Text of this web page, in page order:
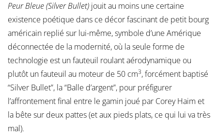
Peur Bleue (Silver Bullet)jouit au moins une certaine
existence poétique dans ce décor fascinant de petit bourg
américain replié sur lui-même, symbole d’une Amérique
déconnectée de la modernité, où la seule forme de
technologie est un fauteuil roulant aérodynamique ou
plutôt un fauteuil au moteur de 50 cm3, forcément baptisé
“Silver Bullet”, la “Balle d’argent”, pour préfigurer
l’affrontement final entre le gamin joué par Corey Haim et
la bête sur deux pattes (et aux pieds plats, ce qui lui va très
mal).